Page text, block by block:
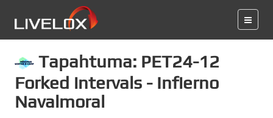
Tapahtuma: PET24-12
Forked intervals - Infierno
Navalmoral